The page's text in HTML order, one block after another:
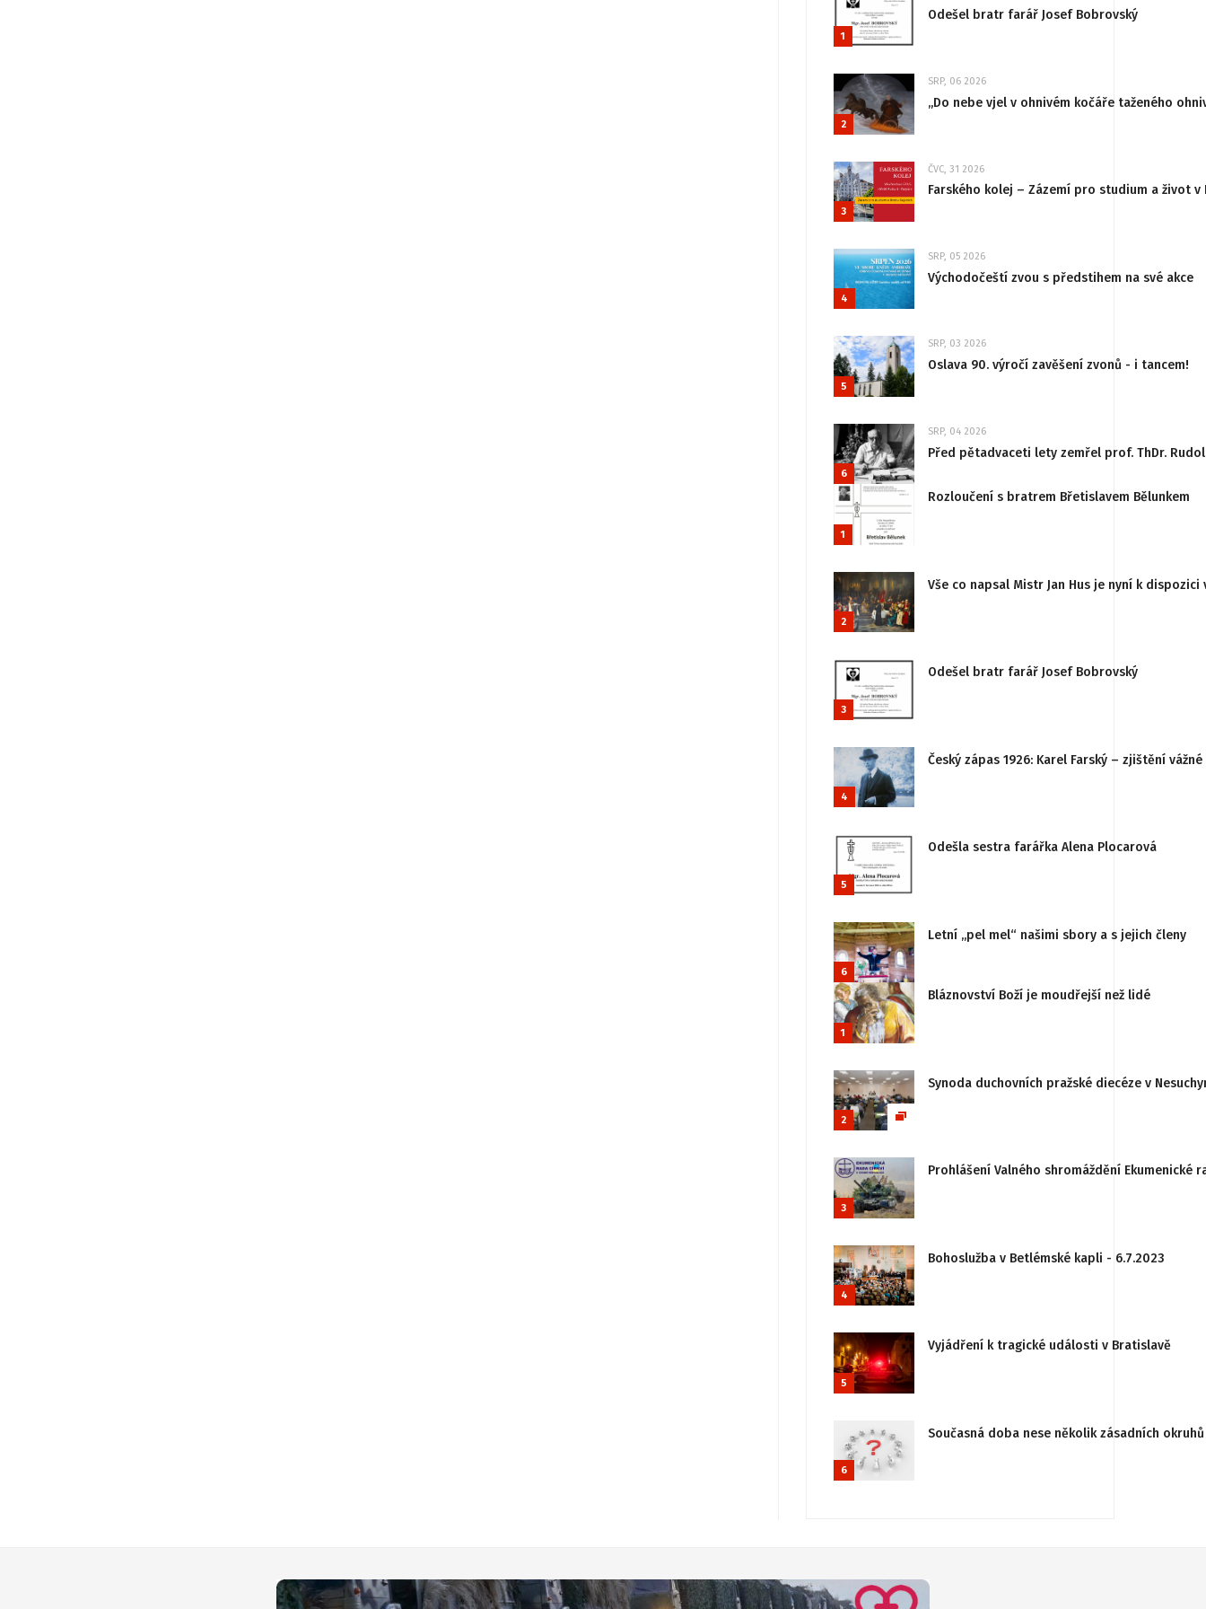
1
Odešel bratr farář Josef Bobrovský
2
SRP, 06 2026
„Do nebe vjel v ohnivém kočáře taženého
3
ČVC, 31 2026
Farského kolej – Zázemí pro studium a život v
4
SRP, 05 2026
Východočeští zvou s předstihem na své akce
5
SRP, 03 2026
Oslava 90. výročí zavěšení zvonů - i tancem!
6
SRP, 04 2026
Před pětadvaceti lety zemřel prof. ThDr.
1
Rozloučení s bratrem Břetislavem Bělunkem
2
Vše co napsal Mistr Jan Hus je nyní k
3
Odešel bratr farář Josef Bobrovský
4
Český zápas 1926: Karel Farský – zjištění
5
Odešla sestra farářka Alena Plocarová
6
Letní „pel mel“ našimi sbory a s jejich členy
1
Bláznovství Boží je moudřejší než lidé
2
Synoda duchovních pražské diecéze v
3
Prohlášení Valného shromáždění
4
Bohoslužba v Betlémské kapli - 6.7.2023
5
Vyjádření k tragické události v Bratislavě
6
Současná doba nese několik zásadních